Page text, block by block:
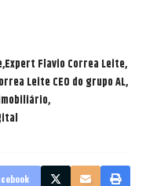
Expert Flavio Correa Leite
Leite CEO do grupo AL